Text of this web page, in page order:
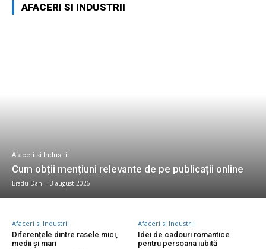
AFACERI SI INDUSTRII
Afaceri si Industrii
Cum obții mențiuni relevante de pe publicații online
Bradu Dan - 3 august 2026
Afaceri si Industrii
Diferențele dintre rasele mici,
medii și mari
Afaceri si Industrii
Idei de cadouri romantice
pentru persoana iubită